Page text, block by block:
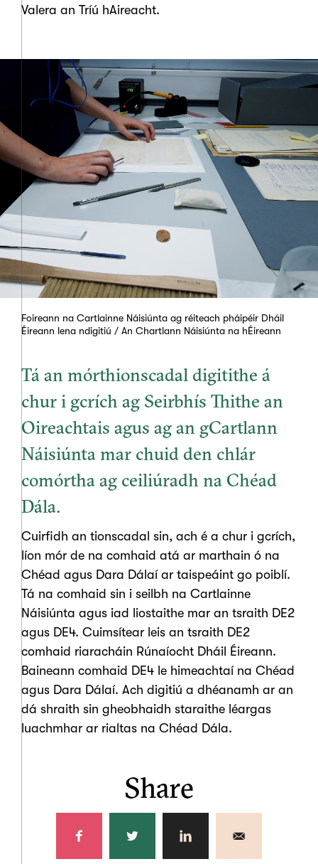
Valera an Tríú hAireacht.
Foireann na Cartlainne Náisiúnta ag réiteach pháipéir Dháil
Éireann lena ndigitiú / An Chartlann Náisiúnta na hÉireann
Tá an mórthionscadal digitithe á
chur i gcrích ag Seirbhís Thithe an
Oireachtais agus ag an gCartlann
Náisiúnta mar chuid den chlár
comórtha ag ceiliúradh na Chéad
Dála.
Cuirfidh an tionscadal sin, ach é a chur i gcrích,
líon mór de na comhaid atá ar marthain ó na
Chéad agus Dara Dálaí ar taispeáint go poiblí.
Tá na comhaid sin i seilbh na Cartlainne
Náisiúnta agus iad liostaithe mar an tsraith DE2
agus DE4. Cuimsítear leis an tsraith DE2
comhaid riaracháin Rúnaíocht Dháil Éireann.
Baineann comhaid DE4 le himeachtaí na Chéad
agus Dara Dálaí. Ach digitiú a dhéanamh ar an
dá shraith sin gheobhaidh staraithe léargas
luachmhar ar rialtas na Chéad Dála.
Share